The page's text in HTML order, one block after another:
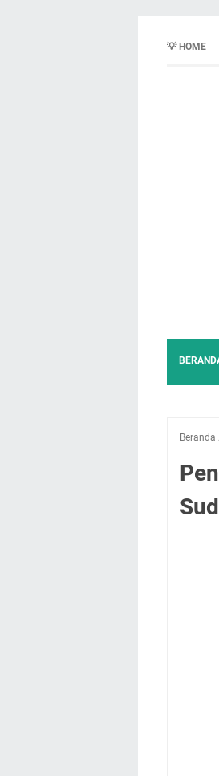
💡 HOME
Beranda